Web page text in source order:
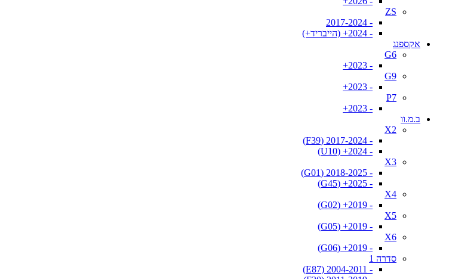
ZS
- 2017-2024
- 2024+ (הייבריד+)
אקספנג
G6
- 2023+
G9
- 2023+
P7
- 2023+
ב.מ.וו
X2
- 2017-2024 (F39)
- 2024+ (U10)
X3
- 2018-2025 (G01)
- 2025+ (G45)
X4
- 2019+ (G02)
X5
- 2019+ (G05)
X6
- 2019+ (G06)
סדרה 1
- 2004-2011 (E87)